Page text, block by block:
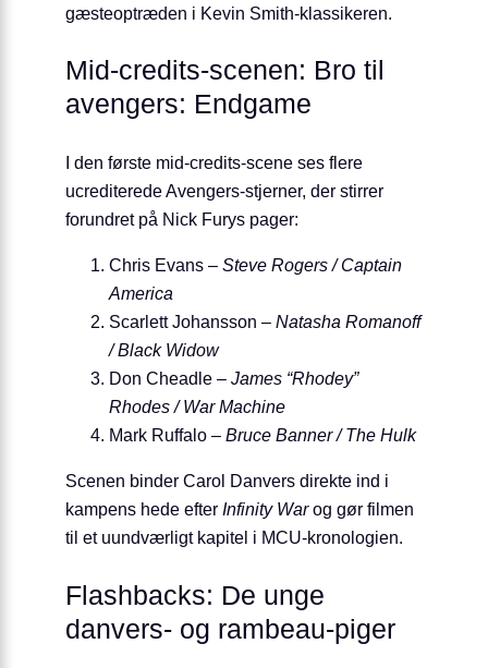
gæsteoptræden i Kevin Smith-klassikeren.
Mid-credits-scenen: Bro til
avengers: Endgame
I den første mid-credits-scene ses flere
ucrediterede Avengers-stjerner, der stirrer
forundret på Nick Furys pager:
Chris Evans – Steve Rogers / Captain
America
Scarlett Johansson – Natasha Romanoff
/ Black Widow
Don Cheadle – James “Rhodey”
Rhodes / War Machine
Mark Ruffalo – Bruce Banner / The Hulk
Scenen binder Carol Danvers direkte ind i
kampens hede efter Infinity Warog gør filmen
til et uundværligt kapitel i MCU-kronologien.
Flashbacks: De unge
danvers- og rambeau-piger